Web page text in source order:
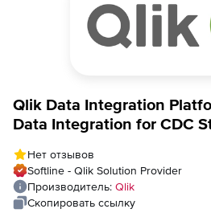
Qlik Data Integration
Data Integration for CDC
Нет отзывов
Softline - Qlik Solution Provider
Производитель: Qlik
Скопировать ссылку